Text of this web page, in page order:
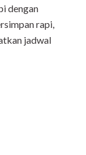
dengan
rapi,
jadwal